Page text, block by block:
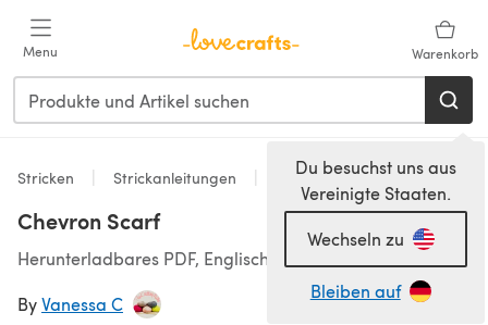
Menu Warenkorb
Du besuchst uns aus
Vereinigte Staaten.
Wechseln zu
Bleiben auf
Stricken Strickanleitungen Accessoires
Chevron Scarf
Herunterladbares PDF, Englisch
ByVanessa C